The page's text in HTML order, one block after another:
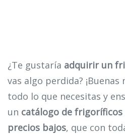
¿Te gustaría adquirir un
vas algo perdida?
todo lo que necesitas y
un catálogo de frigoríficos
precios bajos, que con